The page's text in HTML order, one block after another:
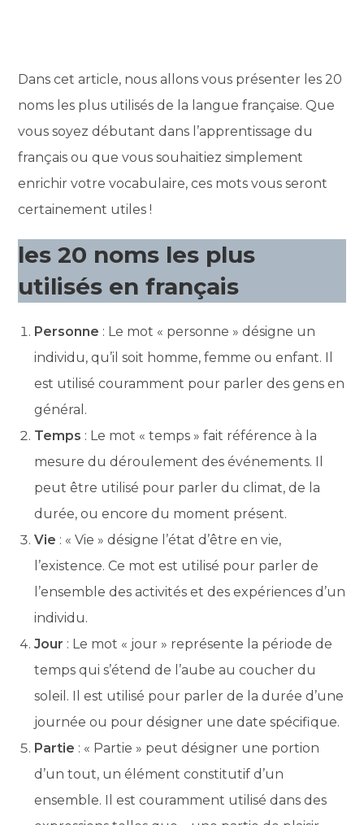
Dans cet article, nous allons vous présenter les 20
noms les plus utilisés de la langue française. Que
vous soyez débutant dans l’apprentissage du
français ou que vous souhaitiez simplement
enrichir votre vocabulaire, ces mots vous seront
certainement utiles !
les 20 noms les plus
utilisés en français
Personne : Le mot « personne » désigne un
individu, qu’il soit homme, femme ou enfant. Il
est utilisé couramment pour parler des gens en
général.
Temps : Le mot « temps » fait référence à la
mesure du déroulement des événements. Il
peut être utilisé pour parler du climat, de la
durée, ou encore du moment présent.
Vie : « Vie » désigne l’état d’être en vie,
l’existence. Ce mot est utilisé pour parler de
l’ensemble des activités et des expériences d’un
individu.
Jour : Le mot « jour » représente la période de
temps qui s’étend de l’aube au coucher du
soleil. Il est utilisé pour parler de la durée d’une
journée ou pour désigner une date spécifique.
Partie : « Partie » peut désigner une portion
d’un tout, un élément constitutif d’un
ensemble. Il est couramment utilisé dans des